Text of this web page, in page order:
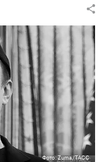
Фото: Zuma/ТАСС